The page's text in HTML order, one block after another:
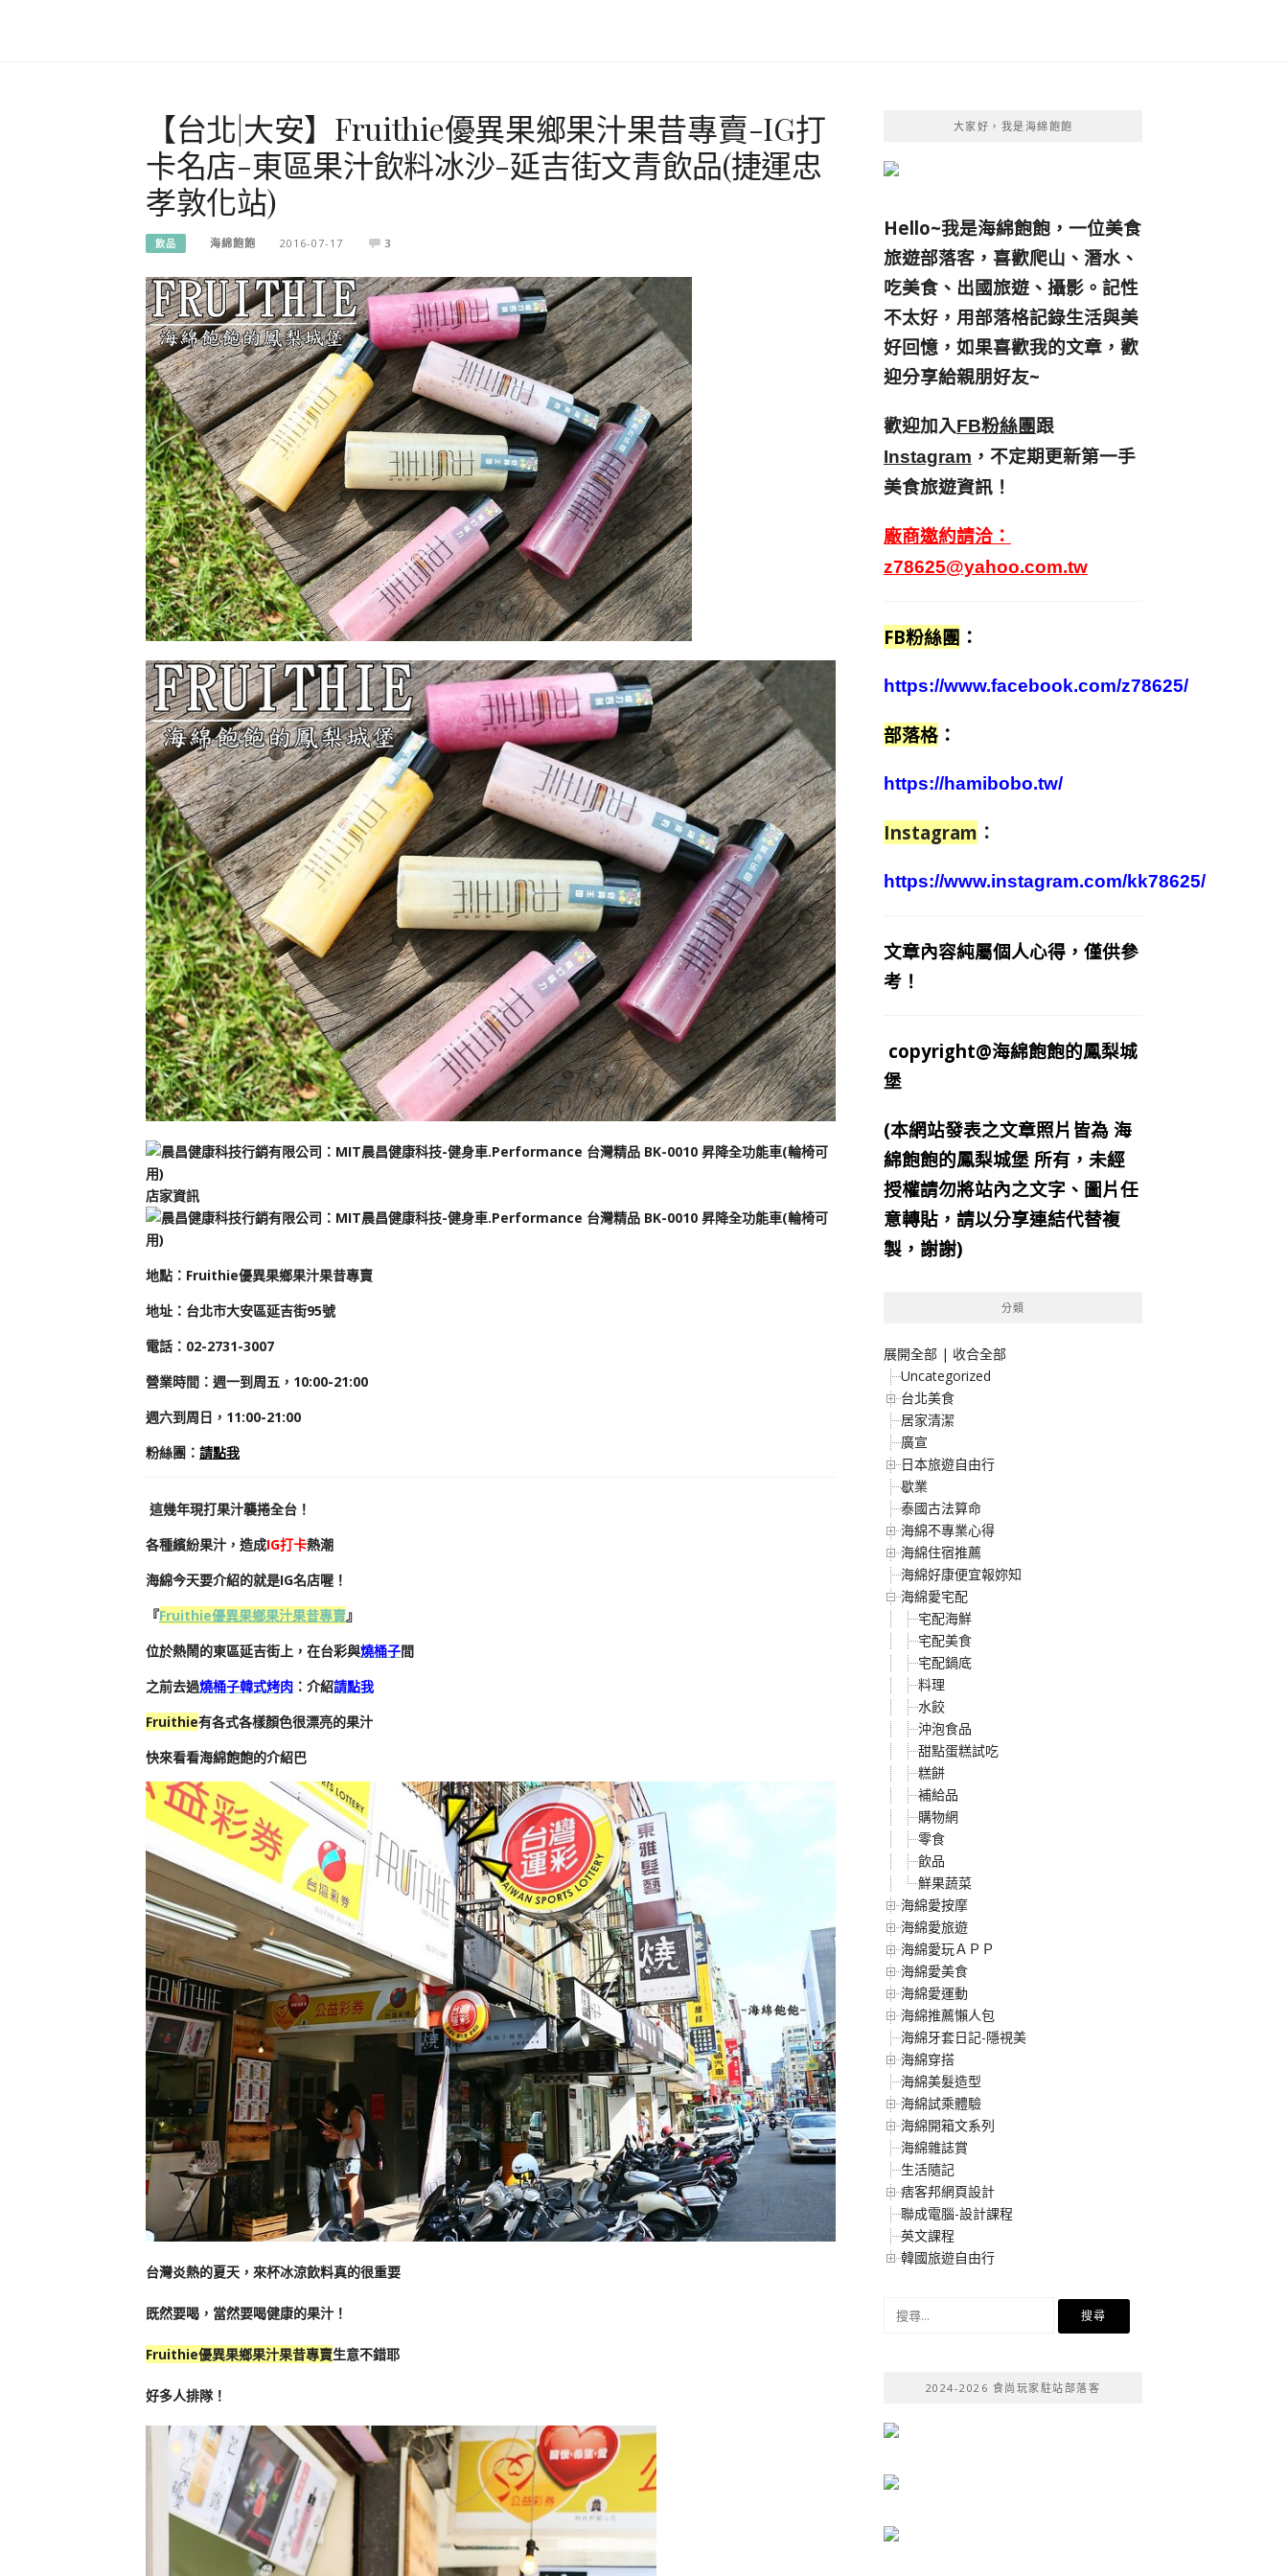
【台北|大安】Fruithie優異果鄉果汁果昔專賣-IG打
卡名店-東區果汁飲料冰沙-延吉街文青飲品(捷運忠
孝敦化站)
飲品 海綿飽飽 2016-07-17 3
店家資訊
地點 ： Fruithie優異果鄉果汁果昔專賣
地址： 台北市大安區延吉街95號
電話：02-2731-3007
營業時間：週一到周五， 10:00-21:00
週六到周日， 11:00-21:00
粉絲團 ： 請點我
這幾年現打果汁襲捲全台！
各種繽紛果汁，造成IG打卡熱潮
海綿今天要介紹的就是IG名店喔！
『Fruithie優異果鄉果汁果昔專賣』
位於熱鬧的東區延吉街上，在台彩與燒桶子間
之前去過燒桶子韓式烤肉 ：介紹請點我
Fruithie有各式各樣顏色很漂亮的果汁
快來看看海綿飽飽的介紹巴
台灣炎熱的夏天，來杯冰涼飲料真的很重要
既然要喝，當然要喝健康的果汁！
Fruithie優異果鄉果汁果昔專賣生意不錯耶
好多人排隊！
大家好，我是海綿飽飽
Hello~我是海綿飽飽，一位美食
旅遊部落客， 喜歡爬山、潛水、
吃美食、出國旅遊、攝影。 記性
不太好，用部落格記錄生活與美
好回憶， 如果喜歡我的文章，歡
迎分享給親朋好友~
歡迎加入FB粉絲團跟
Instagram ，不定期更新第一手
美食旅遊資訊！
廠商邀約請洽：
z78625@yahoo.com.tw
FB粉絲團 ：
https://www.facebook.com/z78625/
部落格 ：
https://hamibobo.tw/
Instagram ：
https://www.instagram.com/kk78625/
文章內容純屬個人心得，僅供參
考！
copyright@海綿飽飽的鳳梨城
堡
(本網站發表之文章照片皆為 海
綿飽飽的鳳梨城堡 所有，未經
授權請勿將站內之文字、圖片任
意轉貼，請以分享連結代替複
製，謝謝)
分類
展開全部 | 收合全部
Uncategorized
台北美食
居家清潔
廣宣
日本旅遊自由行
歇業
泰國古法算命
海綿不專業心得
海綿住宿推薦
海綿好康便宜報妳知
海綿愛宅配
宅配海鮮
宅配美食
宅配鍋底
料理
水餃
沖泡食品
甜點蛋糕試吃
糕餅
補給品
購物網
零食
飲品
鮮果蔬菜
海綿愛按摩
海綿愛旅遊
海綿愛玩ＡＰＰ
海綿愛美食
海綿愛運動
海綿推薦懶人包
海綿牙套日記-隱視美
海綿穿搭
海綿美髮造型
海綿試乘體驗
海綿開箱文系列
海綿雜誌賞
生活隨記
痞客邦網頁設計
聯成電腦-設計課程
英文課程
韓國旅遊自由行
2024-2026 食尚玩家駐站部落客